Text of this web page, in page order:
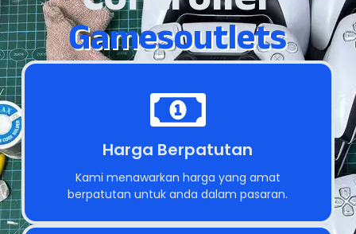
Gamesoutlets
Harga Berpatutan
Kami menawarkan harga yang amat
berpatutan untuk anda dalam pasaran.